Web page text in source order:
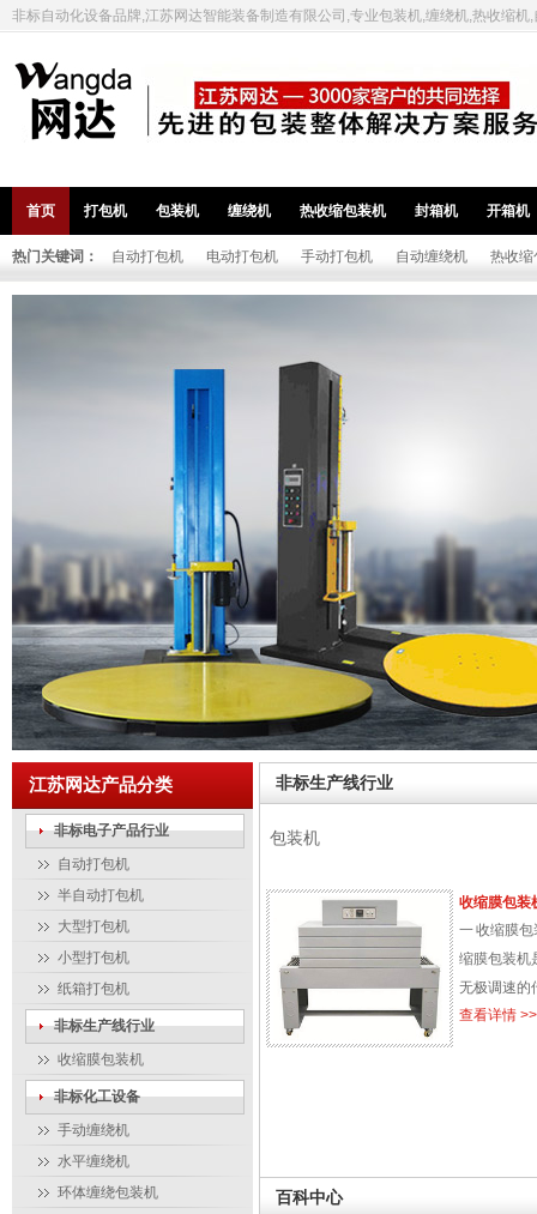
非标自动化设备品牌,江苏网达智能装备制造有限公司,专业包装机,缠绕机,热收缩机
首页 打包机 包装机 缠绕机 热收缩包装机 封箱机 开箱机
热门关键词： 自动打包机 电动打包机 手动打包机 自动缠绕机 热收缩
江苏网达产品分类
非标电子产品行业
自动打包机
半自动打包机
大型打包机
小型打包机
纸箱打包机
非标生产线行业
收缩膜包装机
非标化工设备
手动缠绕机
水平缠绕机
环体缠绕包装机
非标生产线行业
包装机
收缩膜包装
一 收缩膜
缩膜包装机
无极调速的
封制各种不
查看详情 >>
百科中心